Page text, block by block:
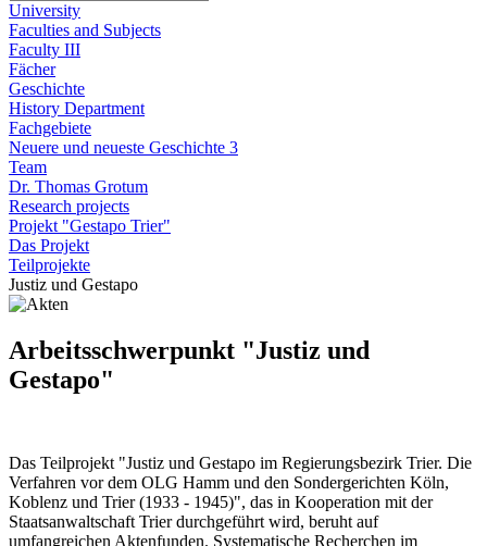
University
Faculties and Subjects
Faculty III
Fächer
Geschichte
History Department
Fachgebiete
Neuere und neueste Geschichte 3
Team
Dr. Thomas Grotum
Research projects
Projekt "Gestapo Trier"
Das Projekt
Teilprojekte
Justiz und Gestapo
Arbeitsschwerpunkt "Justiz und
Gestapo"
Das Teilprojekt "Justiz und Gestapo im Regierungsbezirk Trier. Die
Verfahren vor dem OLG Hamm und den Sondergerichten Köln,
Koblenz und Trier (1933 ‐ 1945)", das in Kooperation mit der
Staatsanwaltschaft Trier durchgeführt wird, beruht auf
umfangreichen Aktenfunden. Systematische Recherchen im